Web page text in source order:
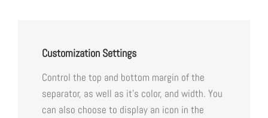
Customization Settings
Control the top and bottom margin of the
separator, as well as it’s color, and width. You
can also choose to display an icon in the